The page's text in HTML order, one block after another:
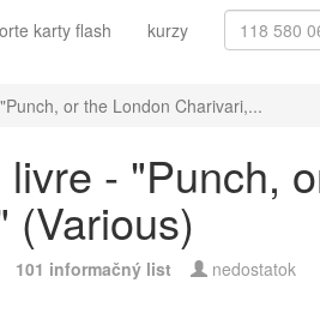
karty flash kurzy
or the London Charivari,...
- "Punch,
(Various)
101 informačný list nedostatok